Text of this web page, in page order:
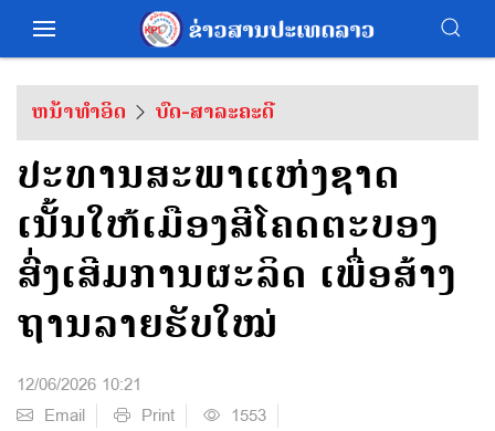
ຫນ້າທຳອິດ ບົດ-ສາລະຄະດີ
ປະທານສະພາແຫ່ງຊາດ
ເນັ້ນໃຫ້ເມືອງສີໂຄດຕະບອງ
ສົ່ງເສີມການຜະລິດ ເພື່ອສ້າງ
ຖານລາຍຮັບໃໝ່
12/06/2026 10:21
Email
Print 1553